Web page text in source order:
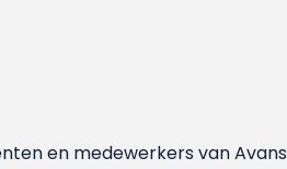
en medewerkers van Avans